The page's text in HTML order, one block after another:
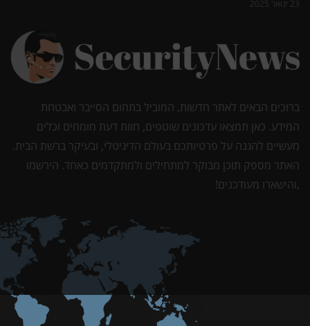
23 ינואר 2025
ברוכים הבאים לאתר חדשות, המוביל בתחום הסייבר ואבטחת
המידע. כאן תמצאו עדכונים שוטפים, חוות דעת מומחים וכלים
מעשיים להגנה על פרטיותכם בעולם הדיגיטלי, ובעיקר ברשת הבית.
האתר מספק תוכן מבוקר למתחילים ולמתקדמים כאחד. הירשמו
,והישארו מעודכנים!